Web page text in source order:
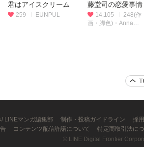
君はアイスクリーム
259 EUNPUL
藤堂司の恋愛事情
14,105
248(作
画・脚色)・Anna
LINEマンガ編集部 制作・投稿ガイドライン
採
コンテンツ配信許諾について
特定商取引法に
© LINE Digital Frontier